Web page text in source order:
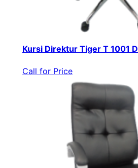
Kursi Direktur Tiger T 1001 D
Call for Price